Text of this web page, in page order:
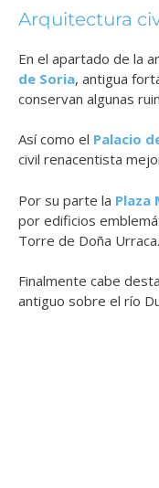
Arquitectura
En el apartado de la
de Soria, antigua
conservan algunas
Así como el Palacio
civil renacentista
Por su parte la Plaza
por edificios
Torre de Doña Urraca.
Finalmente cabe
antiguo sobre el río